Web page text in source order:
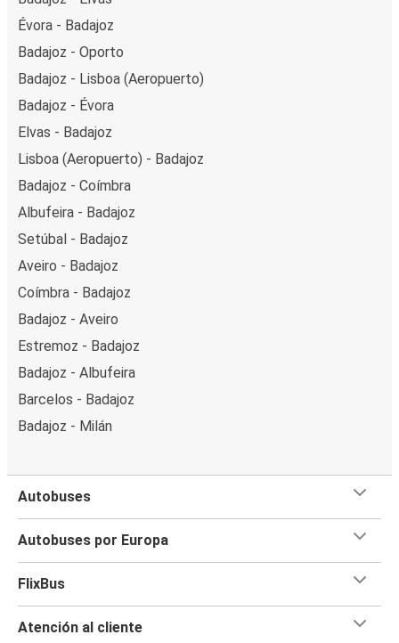
Évora - Badajoz
Badajoz - Oporto
Badajoz - Lisboa (Aeropuerto)
Badajoz - Évora
Elvas - Badajoz
Lisboa (Aeropuerto) - Badajoz
Badajoz - Coímbra
Albufeira - Badajoz
Setúbal - Badajoz
Aveiro - Badajoz
Coímbra - Badajoz
Badajoz - Aveiro
Estremoz - Badajoz
Badajoz - Albufeira
Barcelos - Badajoz
Badajoz - Milán
Autobuses
Autobuses por Europa
FlixBus
Atención al cliente